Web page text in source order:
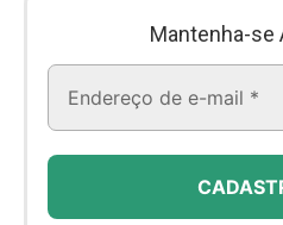
Mantenha-se